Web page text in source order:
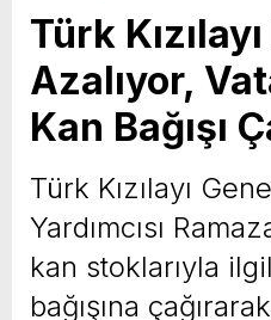
Türk
Azalıyor,
Kan Bağışı
Türk Kızılayı
Yardımcısı
kan stoklarıyla
bağışına